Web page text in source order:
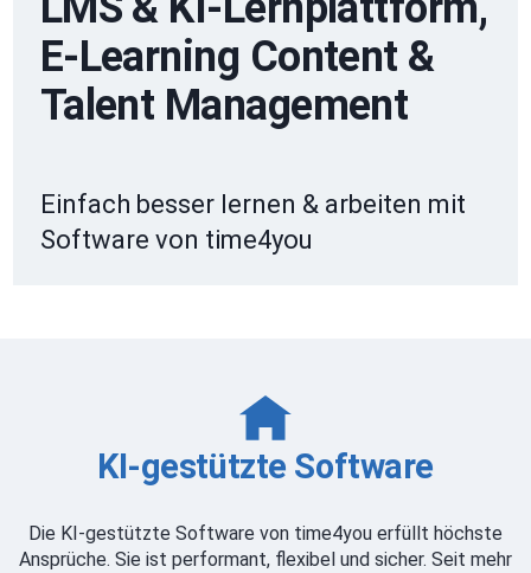
E-Learning Content &
Talent Management
Einfach besser lernen & arbeiten mit
Software von time4you
KI-gestützte Software
Die KI-gestützte Software von time4you erfüllt höchste
Ansprüche. Sie ist performant, flexibel und sicher. Seit mehr